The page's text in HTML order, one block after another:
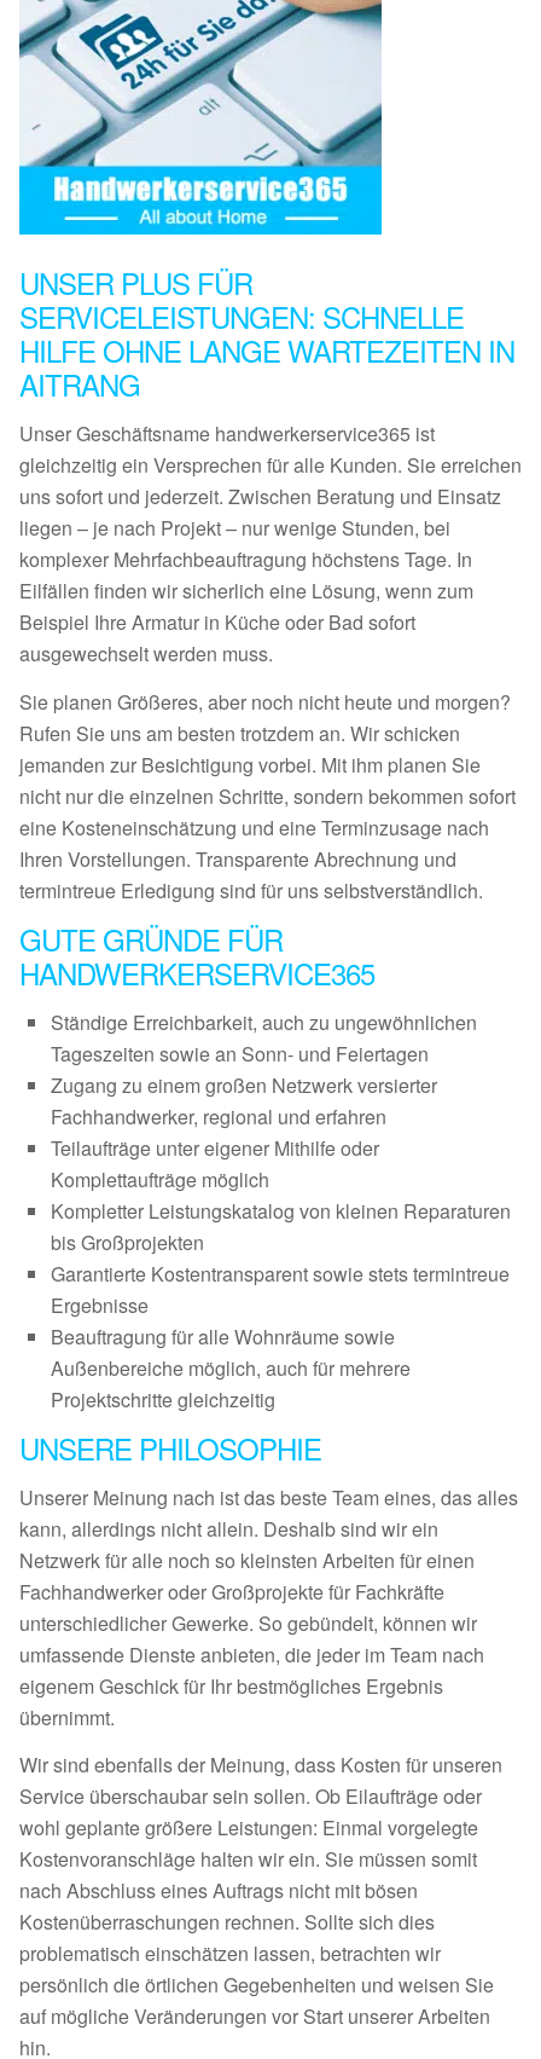
UNSER PLUS FÜR
SERVICELEISTUNGEN: SCHNELLE
HILFE OHNE LANGE WARTEZEITEN IN
AITRANG
Unser Geschäftsname handwerkerservice365 ist
gleichzeitig ein Versprechen für alle Kunden. Sie erreichen
uns sofort und jederzeit. Zwischen Beratung und Einsatz
liegen – je nach Projekt – nur wenige Stunden, bei
komplexer Mehrfachbeauftragung höchstens Tage. In
Eilfällen finden wir sicherlich eine Lösung, wenn zum
Beispiel Ihre Armatur in Küche oder Bad sofort
ausgewechselt werden muss.
Sie planen Größeres, aber noch nicht heute und morgen?
Rufen Sie uns am besten trotzdem an. Wir schicken
jemanden zur Besichtigung vorbei. Mit ihm planen Sie
nicht nur die einzelnen Schritte, sondern bekommen sofort
eine Kosteneinschätzung und eine Terminzusage nach
Ihren Vorstellungen. Transparente Abrechnung und
termintreue Erledigung sind für uns selbstverständlich.
GUTE GRÜNDE FÜR
HANDWERKERSERVICE365
Ständige Erreichbarkeit, auch zu ungewöhnlichen
Tageszeiten sowie an Sonn- und Feiertagen
Zugang zu einem großen Netzwerk versierter
Fachhandwerker, regional und erfahren
Teilaufträge unter eigener Mithilfe oder
Komplettaufträge möglich
Kompletter Leistungskatalog von kleinen Reparaturen
bis Großprojekten
Garantierte Kostentransparent sowie stets termintreue
Ergebnisse
Beauftragung für alle Wohnräume sowie
Außenbereiche möglich, auch für mehrere
Projektschritte gleichzeitig
UNSERE PHILOSOPHIE
Unserer Meinung nach ist das beste Team eines, das alles
kann, allerdings nicht allein. Deshalb sind wir ein
Netzwerk für alle noch so kleinsten Arbeiten für einen
Fachhandwerker oder Großprojekte für Fachkräfte
unterschiedlicher Gewerke. So gebündelt, können wir
umfassende Dienste anbieten, die jeder im Team nach
eigenem Geschick für Ihr bestmögliches Ergebnis
übernimmt.
Wir sind ebenfalls der Meinung, dass Kosten für unseren
Service überschaubar sein sollen. Ob Eilaufträge oder
wohl geplante größere Leistungen: Einmal vorgelegte
Kostenvoranschläge halten wir ein. Sie müssen somit
nach Abschluss eines Auftrags nicht mit bösen
Kostenüberraschungen rechnen. Sollte sich dies
problematisch einschätzen lassen, betrachten wir
persönlich die örtlichen Gegebenheiten und weisen Sie
auf mögliche Veränderungen vor Start unserer Arbeiten
hin.